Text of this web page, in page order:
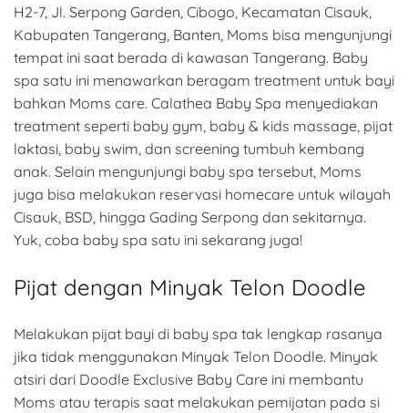
H2-7, Jl. Serpong Garden, Cibogo, Kecamatan Cisauk,
Kabupaten Tangerang, Banten, Moms bisa mengunjungi
tempat ini saat berada di kawasan Tangerang. Baby
spa satu ini menawarkan beragam treatment untuk bayi
bahkan Moms care. Calathea Baby Spa menyediakan
treatment seperti baby gym, baby & kids massage, pijat
laktasi, baby swim, dan screening tumbuh kembang
anak. Selain mengunjungi baby spa tersebut, Moms
juga bisa melakukan reservasi homecare untuk wilayah
Cisauk, BSD, hingga Gading Serpong dan sekitarnya.
Yuk, coba baby spa satu ini sekarang juga!
Pijat dengan Minyak Telon Doodle
Melakukan pijat bayi di baby spa tak lengkap rasanya
jika tidak menggunakan Minyak Telon Doodle. Minyak
atsiri dari Doodle Exclusive Baby Care ini membantu
Moms atau terapis saat melakukan pemijatan pada si